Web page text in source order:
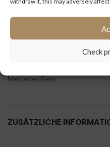
Check
ID: 4574
Mercedes Benz
ZUSÄTZLICHE